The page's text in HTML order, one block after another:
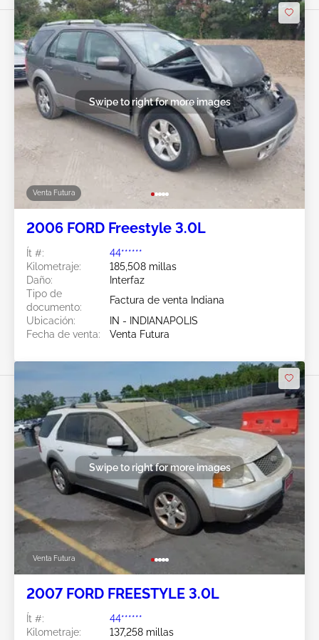
Venta Futura
Swipe to right for more images
2006 FORD Freestyle 3.0L
Ít #:
44******
Kilometraje:
185,508 millas
Daño:
Interfaz
Tipo de
documento:
Factura de venta Indiana
Ubicación:
IN - INDIANAPOLIS
Fecha de venta:
Venta Futura
Venta Futura
Swipe to right for more images
2007 FORD FREESTYLE 3.0L
Ít #:
44******
Kilometraje:
137,258 millas